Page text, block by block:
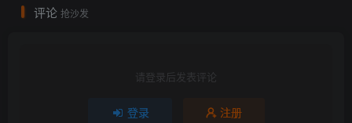
评论 抢沙发
请登录后发表评论
登录 注册